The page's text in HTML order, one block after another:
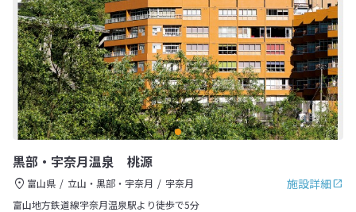
黒部・宇奈月温泉 桃源
施設詳細
富山県 立山・黒部・宇奈月
宇奈月
富山地方鉄道線宇奈月温泉駅より徒歩で5分